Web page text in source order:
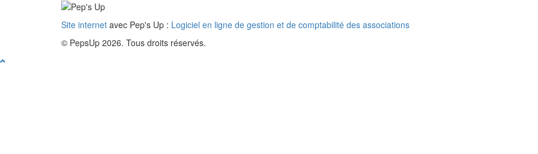
Site internet avec Pep's Up : Logiciel en ligne de gestion et de comptabilité des associations
© PepsUp 2026. Tous droits réservés.